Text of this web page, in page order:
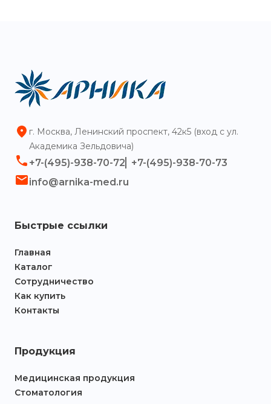
г. Москва, Ленинский проспект, 42к5 (вход с ул.
Академика Зельдовича)
+7-(495)-938-70-72
+7-(495)-938-70-73
info@arnika-med.ru
Быстрые ссылки
Главная
Каталог
Сотрудничество
Как купить
Контакты
Продукция
Медицинская продукция
Стоматология